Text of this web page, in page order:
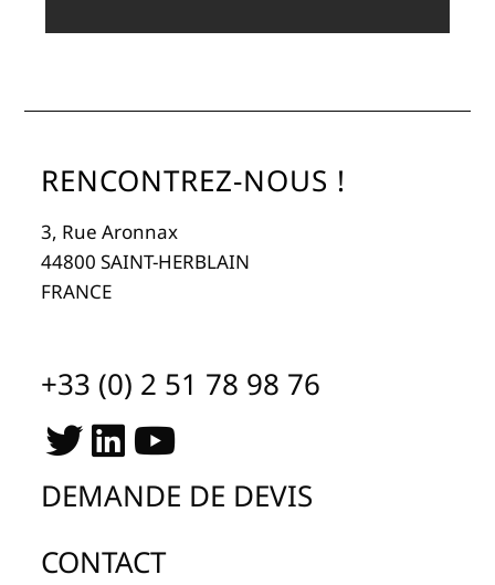
RENCONTREZ-NOUS !
3, Rue Aronnax
44800 SAINT-HERBLAIN
FRANCE
+33 (0) 2 51 78 98 76
DEMANDE DE DEVIS
CONTACT